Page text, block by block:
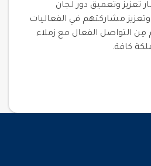
تعزيز وتعميق دور لجان
مشاركتهم في الفعاليات
التواصل الفعال مع زملاء
كافة.